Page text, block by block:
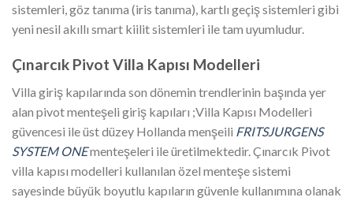
sistemleri, göz tanıma (iris tanıma), kartlı geçiş sistemleri gibi
yeni nesil akıllı smart kiilit sistemleri ile tam uyumludur.
Çınarcık Pivot Villa Kapısı Modelleri
Villa giriş kapılarında son dönemin trendlerinin başında yer
alan pivot menteşeli giriş kapıları ;Villa Kapısı Modelleri
güvencesi ile üst düzey Hollanda menşeili FRITSJURGENS
SYSTEM ONEmenteşeleri ile üretilmektedir. Çınarcık Pivot
villa kapısı modelleri kullanılan özel menteşe sistemi
sayesinde büyük boyutlu kapıların güvenle kullanımına olanak